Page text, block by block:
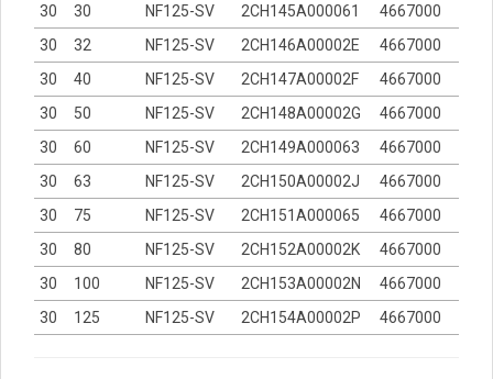
30
30 NF125-SV 2CH145A000061
4667000
30
32 NF125-SV 2CH146A00002E
4667000
30
40 NF125-SV 2CH147A00002F
4667000
30
50 NF125-SV 2CH148A00002G
4667000
30
60 NF125-SV 2CH149A000063
4667000
30
63 NF125-SV 2CH150A00002J
4667000
30
75 NF125-SV 2CH151A000065
4667000
30
80 NF125-SV 2CH152A00002K
4667000
30
100 NF125-SV 2CH153A00002N
4667000
30
125 NF125-SV 2CH154A00002P 4667000